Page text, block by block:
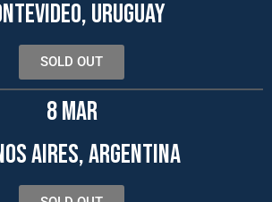
URUGUAY
SOLD OUT
8 MAR
AIRES, ARGENTINA